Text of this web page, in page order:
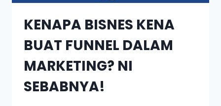
KENAPA BISNES KENA
BUAT FUNNEL DALAM
MARKETING? NI
SEBABNYA!